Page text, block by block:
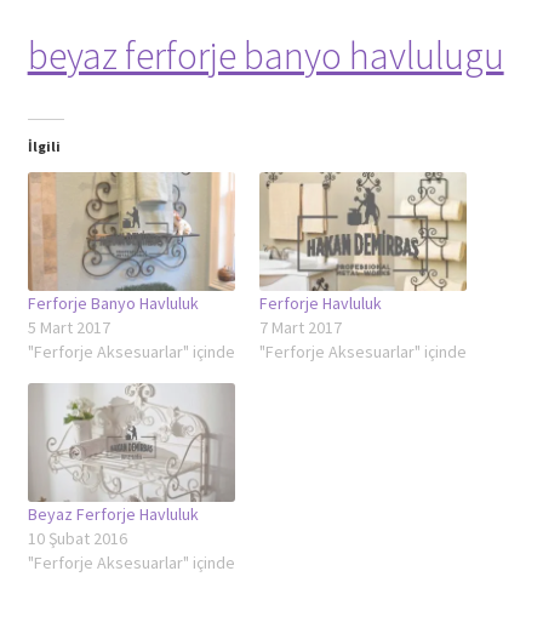
beyaz ferforje banyo havlulugu
İlgili
Ferforje Banyo Havluluk
5 Mart 2017
"Ferforje Aksesuarlar" içinde
Ferforje Havluluk
7 Mart 2017
"Ferforje Aksesuarlar" içinde
Beyaz Ferforje Havluluk
10 Şubat 2016
"Ferforje Aksesuarlar" içinde